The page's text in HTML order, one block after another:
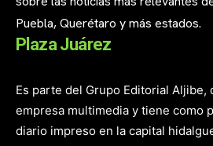
Puebla, Querétaro y más estados.
Plaza Juárez
Es parte del Grupo Editorial Aljibe,
empresa multimedia y tiene como
diario impreso en la capital